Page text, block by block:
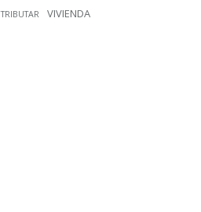
TRIBUTAR VIVIENDA